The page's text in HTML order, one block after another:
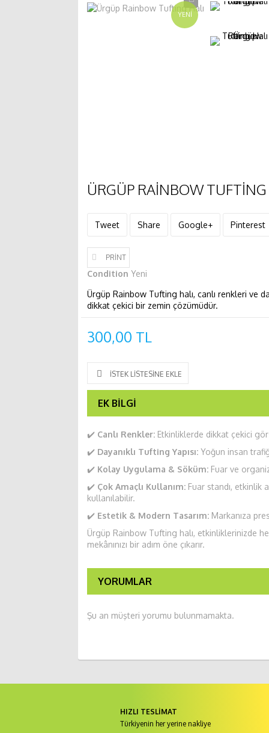
YENI
ÜRGÜP RAINBOW
Tweet Share Google+ Pinterest
PRINT
Condition Yeni
Ürgüp Rainbow Tufting halı, canlı renkleri ve
dikkat çekici bir zemin çözümüdür.
300,00 TL
İSTEK LISTESINE EKLE
EK BILGI
✔️ Canlı Renkler: Etkinliklerde dikkat çekici
✔️ Dayanıklı Tufting Yapısı: Yoğun insan
✔️ Kolay Uygulama & Söküm: Fuar ve
✔️ Çok Amaçlı Kullanım: Fuar standı, etkinlik
kullanılabilir.
✔️ Estetik & Modern Tasarım: Markanıza
Ürgüp Rainbow Tufting halı, etkinliklerinizde
mekânınızı bir adım öne çıkarır.
YORUMLAR
Şu an müşteri yorumu bulunmamakta.
HIZLI TESLİMAT
Türkiyenin her yerine nakliye